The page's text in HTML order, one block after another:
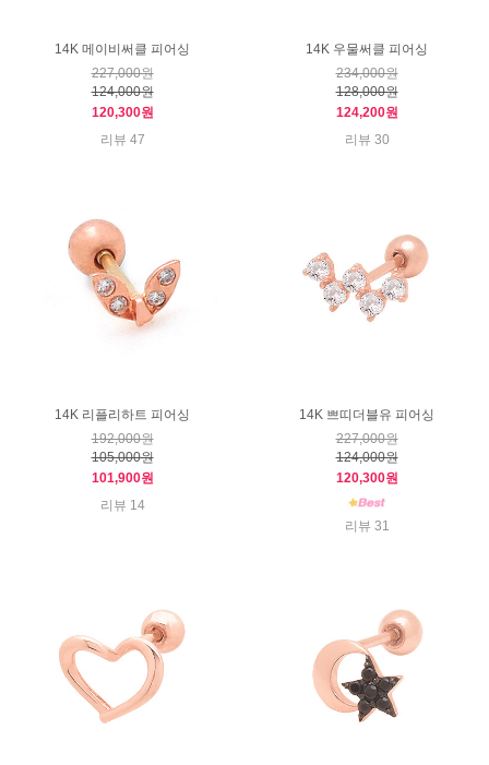
14K 메이비써클 피어싱
227,000원
124,000원
120,300원
리뷰 47
14K 우물써클 피어싱
234,000원
128,000원
124,200원
리뷰 30
14K 리플리하트 피어싱
192,000원
105,000원
101,900원
리뷰 14
14K 쁘띠더블유 피어싱
227,000원
124,000원
120,300원
리뷰 31